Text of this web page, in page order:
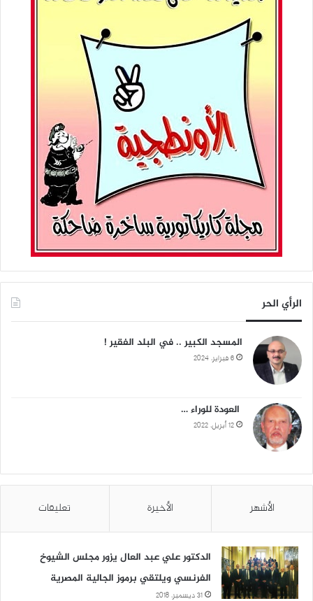
الرأي الحر
المسجد الكبير .. في البلد الفقير !
6 فبراير، 2024
العودة للوراء …
12 أبريل، 2022
الأشهر الأخيرة تعليقات
الدكتور علي عبد العال يزور مجلس الشيوخ
الفرنسي ويلتقي برموز الجالية المصرية
31 ديسمبر، 2018